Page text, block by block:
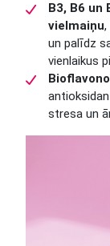
B3, B6
vielmaiņu,
un palīdz
vienlaikus
stresa un